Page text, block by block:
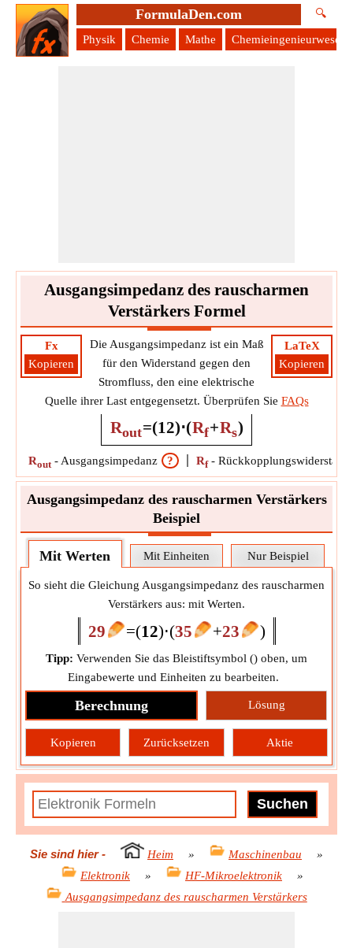
FormulaDen.com 🔍
Physik Chemie Mathe Chemieingenieurwesen
Ausgangsimpedanz des rauscharmen
Verstärkers Formel
Fx
Kopieren
LaTeX
Kopieren
Die Ausgangsimpedanz ist ein Maß
für den Widerstand gegen den
Stromfluss, den eine elektrische
Quelle ihrer Last entgegensetzt. Überprüfen Sie FAQs
Rout=(12)⋅(Rf+Rs)
Rout - Ausgangsimpedanz ? Rf- Rückkopplungswiderstand
Ausgangsimpedanz des rauscharmen Verstärkers
Beispiel
Mit Werten Mit Einheiten Nur Beispiel
So sieht die Gleichung Ausgangsimpedanz des rauscharmen
Verstärkers aus: mit Werten.
29 =(12)⋅(35 +23 )
Tipp: Verwenden Sie das Bleistiftsymbol () oben, um
Eingabewerte und Einheiten zu bearbeiten.
Berechnung Lösung
Kopieren Zurücksetzen Aktie
Sie sind hier- Heim » Maschinenbau
»
Elektronik
» HF-Mikroelektronik
»
Ausgangsimpedanz des rauscharmen Verstärkers